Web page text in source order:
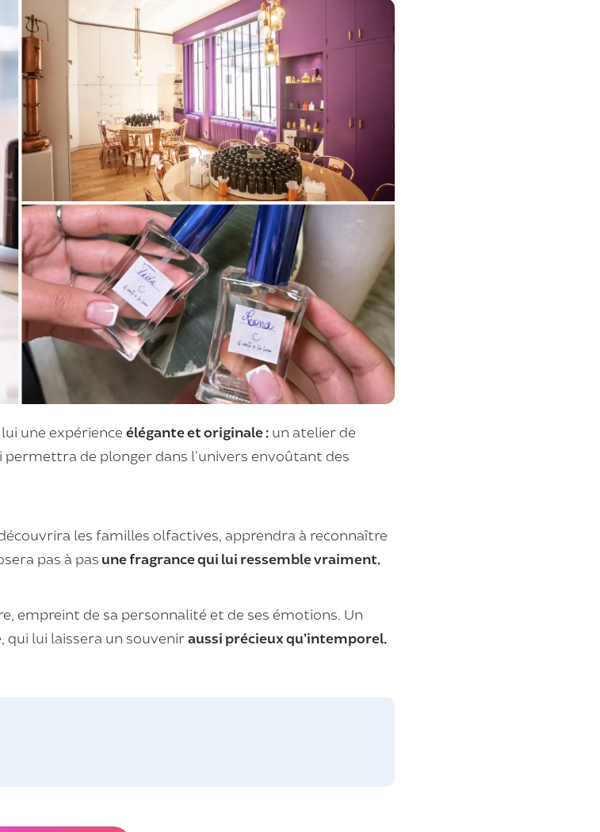
une expérience élégante et originale : un atelier de
de plonger dans l’univers envoûtant des
les familles olfactives, apprendra à reconnaître
pas à pas une fragrance qui lui ressemble vraiment.
empreint de sa personnalité et de ses émotions. Un
qui lui laissera un souveniraussi précieux qu’intemporel.